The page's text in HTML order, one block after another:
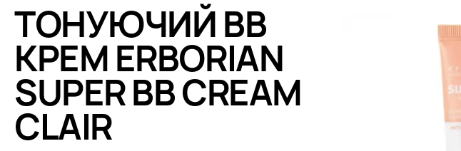
ТОНУЮЧИЙ BB
КРЕМ ERBORIAN
SUPER ВВ CREAM
CLAIR